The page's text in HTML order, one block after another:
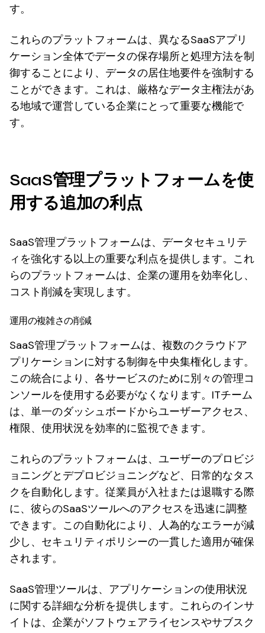
す。
これらのプラットフォームは、異なるSaaSアプリ
ケーション全体でデータの保存場所と処理方法を制
御することにより、データの居住地要件を強制する
ことができます。これは、厳格なデータ主権法があ
る地域で運営している企業にとって重要な機能で
す。
SaaS管理プラットフォームを使
用する追加の利点
SaaS管理プラットフォームは、データセキュリテ
ィを強化する以上の重要な利点を提供します。これ
らのプラットフォームは、企業の運用を効率化し、
コスト削減を実現します。
運用の複雑さの削減
SaaS管理プラットフォームは、複数のクラウドア
プリケーションに対する制御を中央集権化します。
この統合により、各サービスのために別々の管理コ
ンソールを使用する必要がなくなります。ITチーム
は、単一のダッシュボードからユーザーアクセス、
権限、使用状況を効率的に監視できます。
これらのプラットフォームは、ユーザーのプロビジ
ョニングとデプロビジョニングなど、日常的なタス
クを自動化します。従業員が入社または退職する際
に、彼らのSaaSツールへのアクセスを迅速に調整
できます。この自動化により、人為的なエラーが減
少し、セキュリティポリシーの一貫した適用が確保
されます。
SaaS管理ツールは、アプリケーションの使用状況
に関する詳細な分析を提供します。これらのインサ
イトは、企業がソフトウェアライセンスやサブスク